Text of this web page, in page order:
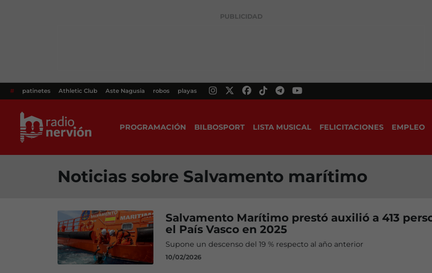
PUBLICIDAD
# patinetes Athletic Club Aste Nagusia robos playas
PROGRAMACIÓN BILBOSPORT LISTA MUSICAL FELICITACIONES EMPLEO
Noticias sobre Salvamento marítimo
Salvamento Marítimo prestó auxilió a 413
el País Vasco en 2025
Supone un descenso del 19 % respecto al año anterior
10/02/2026